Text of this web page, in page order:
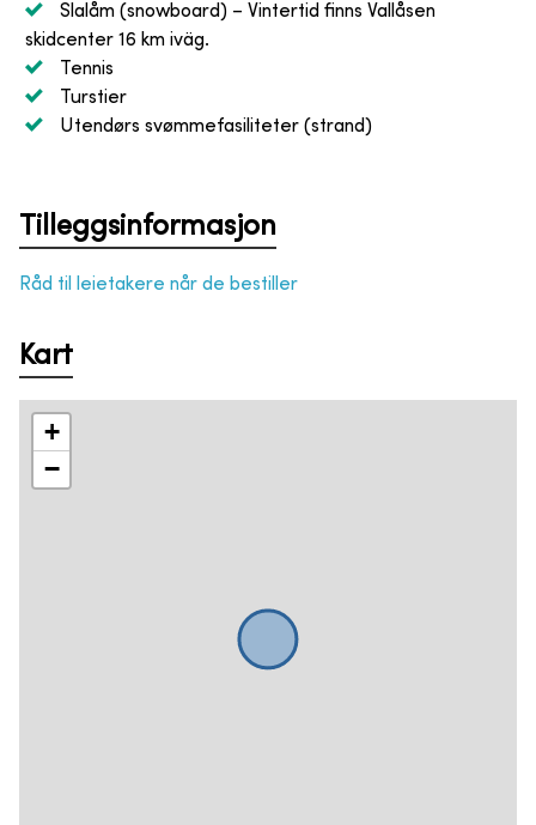
Slalåm (snowboard) – Vintertid finns Vallåsen
skidcenter 16 km iväg.
Tennis
Turstier
Utendørs svømmefasiliteter (strand)
Tilleggsinformasjon
Råd til leietakere når de bestiller
Kart
+
−